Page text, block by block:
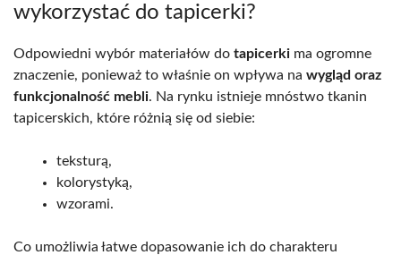
wykorzystać do tapicerki?
Odpowiedni wybór materiałów do tapicerki ma ogromne
znaczenie, ponieważ to właśnie on wpływa na wygląd oraz
funkcjonalność mebli. Na rynku istnieje mnóstwo tkanin
tapicerskich, które różnią się od siebie:
teksturą,
kolorystyką,
wzorami.
Co umożliwia łatwe dopasowanie ich do charakteru